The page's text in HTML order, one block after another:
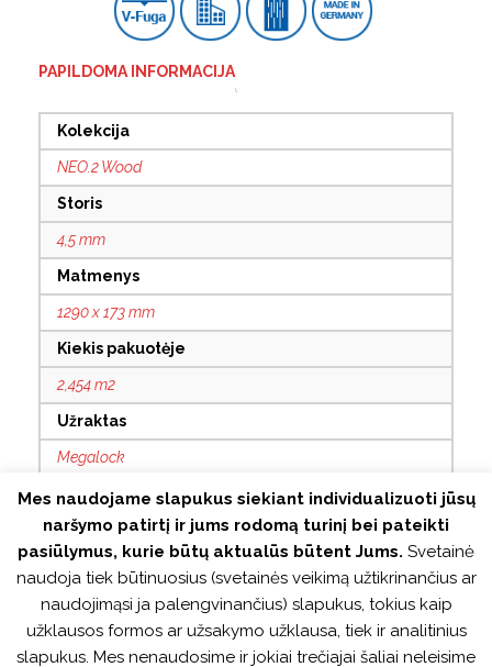
PAPILDOMA INFORMACIJA
Kolekcija
NEO.2 Wood
Storis
4,5 mm
Matmenys
1290 x 173 mm
Kiekis pakuotėje
2,454 m2
Užraktas
Megalock
Montavimas be klijų
Taip
Su grioveliais
Taip
Antistatinis
Mes naudojame slapukus siekiant individualizuoti jūsų
naršymo patirtį ir jums rodomą turinį bei pateikti
pasiūlymus, kurie būtų aktualūs būtent Jums. Svetainė
naudoja tiek būtinuosius (svetainės veikimą užtikrinančius ar
naudojimąsi ja palengvinančius) slapukus, tokius kaip
užklausos formos ar užsakymo užklausa, tiek ir analitinius
slapukus. Mes nenaudosime ir jokiai trečiajai šaliai neleisime